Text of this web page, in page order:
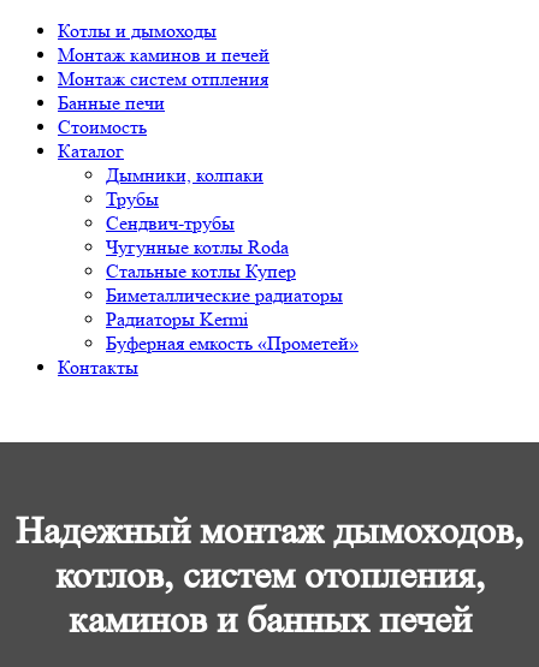
Котлы и дымоходы
Монтаж каминов и печей
Монтаж систем отпления
Банные печи
Стоимость
Каталог
Дымники, колпаки
Трубы
Сендвич-трубы
Чугунные котлы Roda
Стальные котлы Купер
Биметаллические радиаторы
Радиаторы Kermi
Буферная емкость «Прометей»
Контакты
Надежный монтаж дымоходов,
котлов, систем отопления,
каминов и банных печей